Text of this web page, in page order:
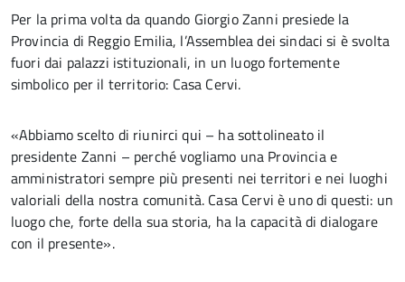
Per la prima volta da quando Giorgio Zanni presiede la
Provincia di Reggio Emilia, l’Assemblea dei sindaci si è svolta
fuori dai palazzi istituzionali, in un luogo fortemente
simbolico per il territorio: Casa Cervi.
«Abbiamo scelto di riunirci qui – ha sottolineato il
presidente Zanni – perché vogliamo una Provincia e
amministratori sempre più presenti nei territori e nei luoghi
valoriali della nostra comunità. Casa Cervi è uno di questi: un
luogo che, forte della sua storia, ha la capacità di dialogare
con il presente».